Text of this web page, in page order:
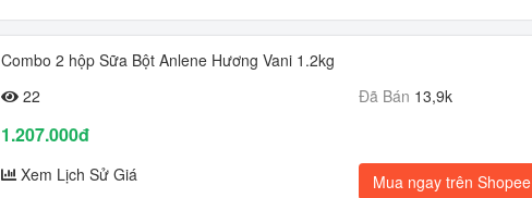
Combo 2 hộp Sữa Bột Anlene Hương Vani 1.2kg
22
Đã Bán 13,9k
1.207.000đ
Xem Lịch Sử Giá Mua ngay trên Shopee